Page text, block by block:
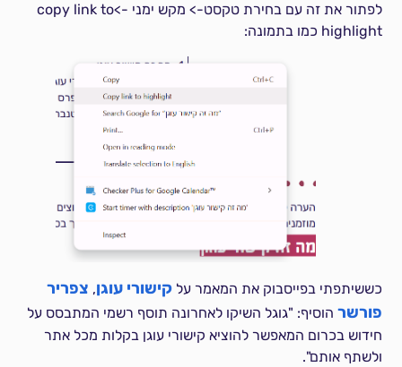
לפתור את זה עם בחירת טקסט-> מקש ימני ->copy link to
highlight כמו בתמונה:
כששיתפתי בפייסבוק את המאמר עלקישורי עוגן, צפריר
פורשר הוסיף: "גוגל השיקו לאחרונה תוסף רשמי המתבסס על
חידוש בכרום המאפשר להוציא קישורי עוגן בקלות מכל אתר
ולשתף אותם".